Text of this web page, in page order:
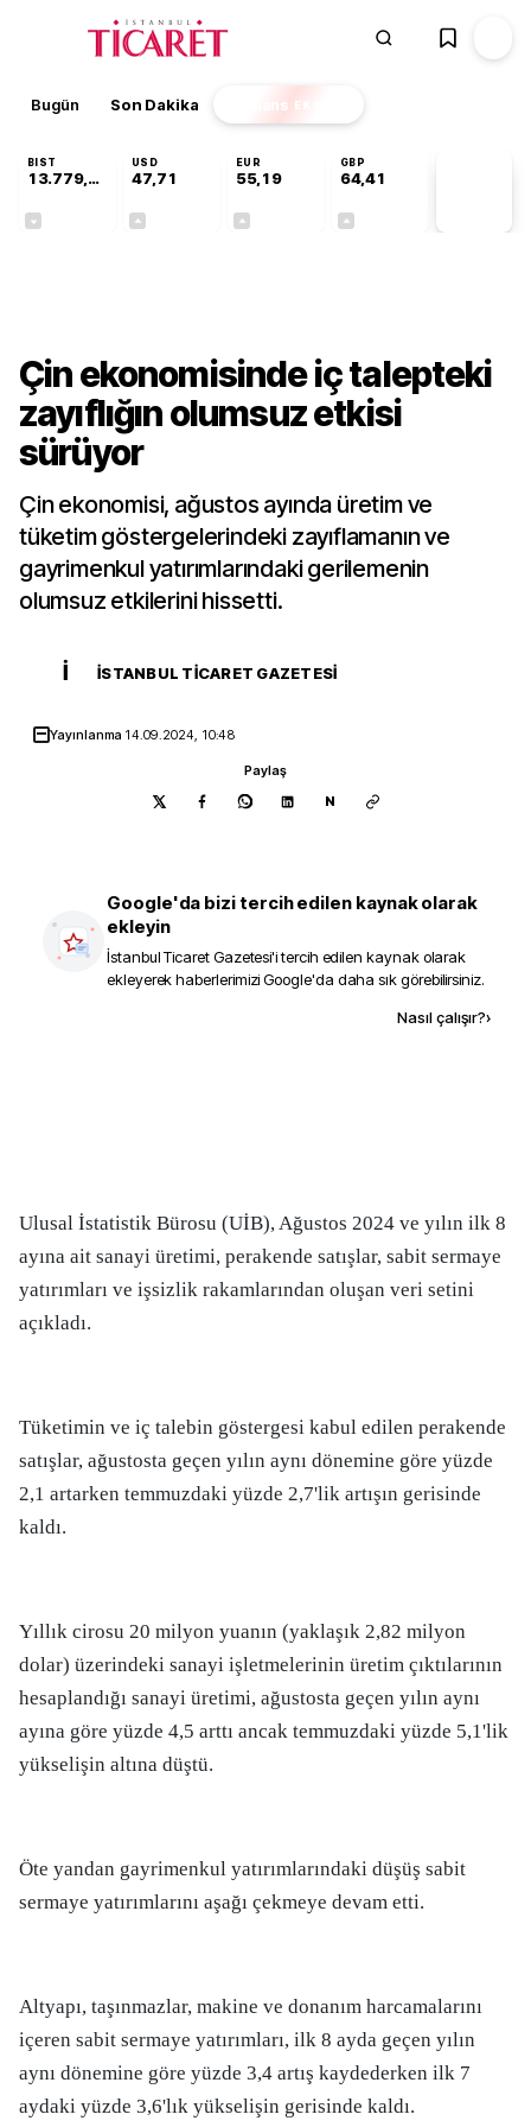
Bugün Son Dakika Finans EKSTRA
BIST
13.779,39
USD
47,71
EUR
55,19
GBP
64,41
Çin ekonomisinde iç talepteki
zayıflığın olumsuz etkisi
sürüyor
Çin ekonomisi, ağustos ayında üretim ve
tüketim göstergelerindeki zayıflamanın ve
gayrimenkul yatırımlarındaki gerilemenin
olumsuz etkilerini hissetti.
İ İSTANBUL TICARET GAZETESI
Yayınlanma 14.09.2024, 10:48
Paylaş
N
Google'da bizi tercih edilen kaynak olarak
ekleyin
İstanbul Ticaret Gazetesi'i tercih edilen kaynak olarak
ekleyerek haberlerimizi Google'da daha sık görebilirsiniz.
Nasıl çalışır?›
Ulusal İstatistik Bürosu (UİB), Ağustos 2024 ve yılın ilk 8
ayına ait sanayi üretimi, perakende satışlar, sabit sermaye
yatırımları ve işsizlik rakamlarından oluşan veri setini
açıkladı.
Tüketimin ve iç talebin göstergesi kabul edilen perakende
satışlar, ağustosta geçen yılın aynı dönemine göre yüzde
2,1 artarken temmuzdaki yüzde 2,7'lik artışın gerisinde
kaldı.
Yıllık cirosu 20 milyon yuanın (yaklaşık 2,82 milyon
dolar) üzerindeki sanayi işletmelerinin üretim çıktılarının
hesaplandığı sanayi üretimi, ağustosta geçen yılın aynı
ayına göre yüzde 4,5 arttı ancak temmuzdaki yüzde 5,1'lik
yükselişin altına düştü.
Öte yandan gayrimenkul yatırımlarındaki düşüş sabit
sermaye yatırımlarını aşağı çekmeye devam etti.
Altyapı, taşınmazlar, makine ve donanım harcamalarını
içeren sabit sermaye yatırımları, ilk 8 ayda geçen yılın
aynı dönemine göre yüzde 3,4 artış kaydederken ilk 7
aydaki yüzde 3,6'lık yükselişin gerisinde kaldı.